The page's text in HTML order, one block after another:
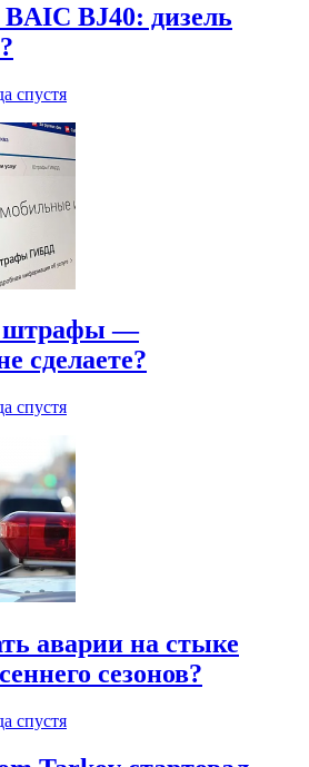
BJ40: дизель
спустя
штрафы —
сделаете?
спустя
аварии на стыке
сезонов?
спустя